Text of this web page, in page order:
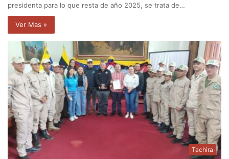
presidenta para lo que resta de año 2025, se trata de…
Ver Mas »
Tachira